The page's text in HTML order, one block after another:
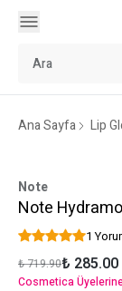
Ana Sayfa Lip
Note
Note
1
₺ 719.90₺ 285.00
Cosmetica